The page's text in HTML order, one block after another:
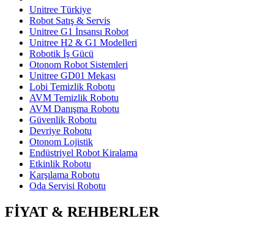
Unitree Türkiye
Robot Satış & Servis
Unitree G1 İnsansı Robot
Unitree H2 & G1 Modelleri
Robotik İş Gücü
Otonom Robot Sistemleri
Unitree GD01 Mekası
Lobi Temizlik Robotu
AVM Temizlik Robotu
AVM Danışma Robotu
Güvenlik Robotu
Devriye Robotu
Otonom Lojistik
Endüstriyel Robot Kiralama
Etkinlik Robotu
Karşılama Robotu
Oda Servisi Robotu
FİYAT & REHBERLER